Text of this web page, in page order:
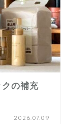
クの補充
2026.07.09